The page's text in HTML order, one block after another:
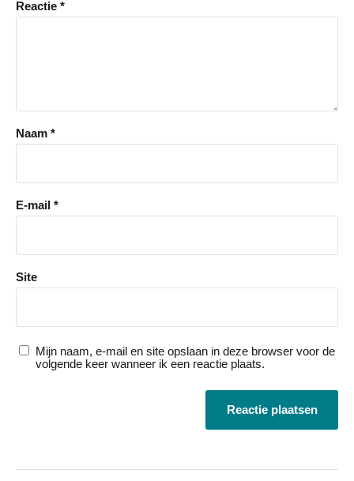
Reactie *
Naam *
E-mail *
Site
Mijn naam, e-mail en site opslaan in deze browser voor de
volgende keer wanneer ik een reactie plaats.